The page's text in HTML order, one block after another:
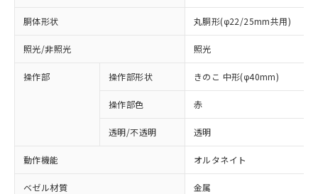
胴体形状 丸胴形(φ22/25mm共用)
照光/非照光 照光
操作部 操作部形状 きのこ 中形(φ40mm)
操作部色 赤
透明/不透明 透明
動作機能 オルタネイト
ベゼル材質 金属